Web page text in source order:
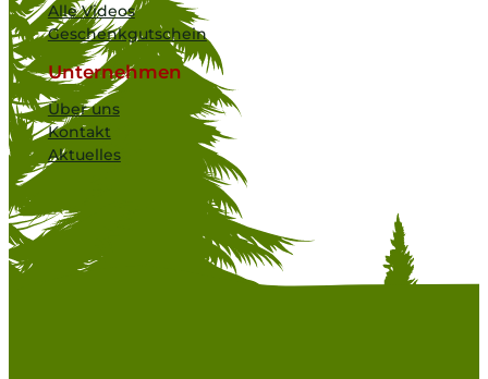
Alle Videos
Geschenkgutschein
Unternehmen
Über uns
Kontakt
Aktuelles